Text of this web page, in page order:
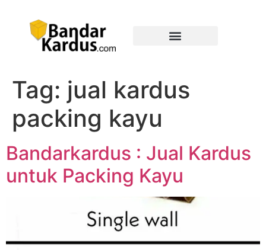
Tag: jual kardus
packing kayu
Bandarkardus : Jual Kardus
untuk Packing Kayu